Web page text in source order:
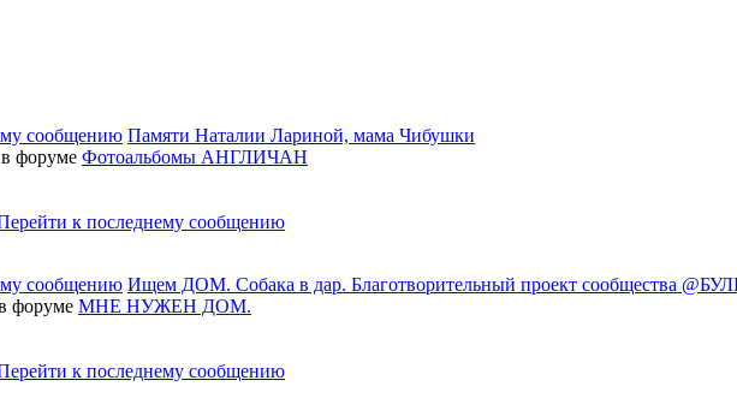
сообщению Памяти Наталии Лариной, мама Чибушки
форуме Фотоальбомы АНГЛИЧАН
к последнему сообщению
сообщению Ищем ДОМ. Собака в дар. Благотворительный проект сообщества
форуме МНЕ НУЖЕН ДОМ.
к последнему сообщению